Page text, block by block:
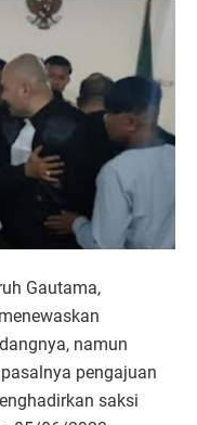
Gautama,
namun
pengajuan
saksi